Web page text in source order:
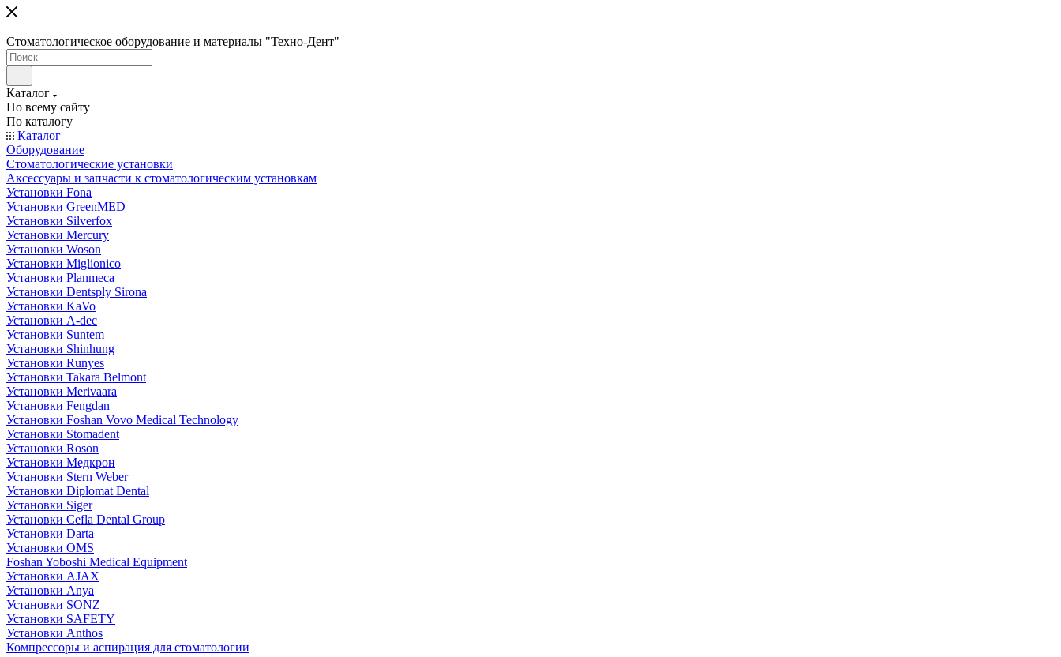
Стоматологическое оборудование и материалы "Техно-Дент"
Каталог
По всему сайту
По каталогу
Каталог
Оборудование
Стоматологические установки
Аксессуары и запчасти к стоматологическим установкам
Установки Fona
Установки GreenMED
Установки Silverfox
Установки Mercury
Установки Woson
Установки Miglionico
Установки Planmeca
Установки Dentsply Sirona
Установки KaVo
Установки A-dec
Установки Suntem
Установки Shinhung
Установки Runyes
Установки Takara Belmont
Установки Merivaara
Установки Fengdan
Установки Foshan Vovo Medical Technology
Установки Stomadent
Установки Roson
Установки Медкрон
Установки Stern Weber
Установки Diplomat Dental
Установки Siger
Установки Cefla Dental Group
Установки Darta
Установки OMS
Foshan Yoboshi Medical Equipment
Установки AJAX
Установки Anya
Установки SONZ
Установки SAFETY
Установки Anthos
Компрессоры и аспирация для стоматологии